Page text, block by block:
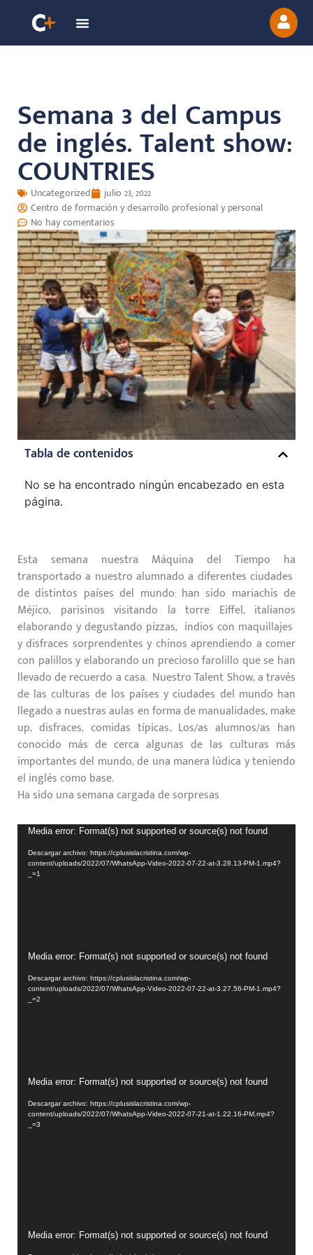
Semana 3 del Campus
de inglés. Talent show:
COUNTRIES
Uncategorized
julio 23, 2022
Centro de formación y desarrollo profesional y personal
No hay comentarios
Tabla de contenidos
No se ha encontrado ningún encabezado en esta
página.
Esta semana nuestra Máquina del Tiempo ha
transportado a nuestro alumnado a diferentes ciudades
de distintos países del mundo: han sido mariachis de
Méjico, parisinos visitando la torre Eiffel, italianos
elaborando y degustando pizzas, indios con maquillajes
y disfraces sorprendentes y chinos aprendiendo a comer
con palillos y elaborando un precioso farolillo que se han
llevado de recuerdo a casa. Nuestro Talent Show, a través
de las culturas de los países y ciudades del mundo han
llegado a nuestras aulas en forma de manualidades, make
up, disfraces, comidas típicas.. Los/as alumnos/as han
conocido más de cerca algunas de las culturas más
importantes del mundo, de una manera lúdica y teniendo
el inglés como base.
Ha sido una semana cargada de sorpresas
Reproductor
de
vídeo
Media error: Format(s) not supported or source(s) not found
Descargar archivo: https://cplusislacristina.com/wp-
content/uploads/2022/07/WhatsApp-Video-2022-07-22-at-3.28.13-PM-1.mp4?
_=1
Reproductor
de
vídeo
Media error: Format(s) not supported or source(s) not found
Descargar archivo: https://cplusislacristina.com/wp-
content/uploads/2022/07/WhatsApp-Video-2022-07-22-at-3.27.56-PM-1.mp4?
_=2
Reproductor
de
vídeo
Media error: Format(s) not supported or source(s) not found
Descargar archivo: https://cplusislacristina.com/wp-
content/uploads/2022/07/WhatsApp-Video-2022-07-21-at-1.22.16-PM.mp4?
_=3
Reproductor
Media error: Format(s) not supported or source(s) not found